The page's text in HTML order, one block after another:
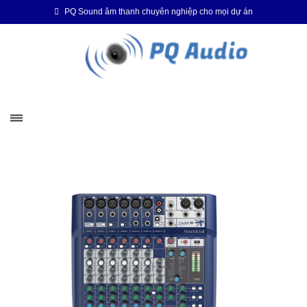
PQ Sound âm thanh chuyên nghiệp cho mọi dự án